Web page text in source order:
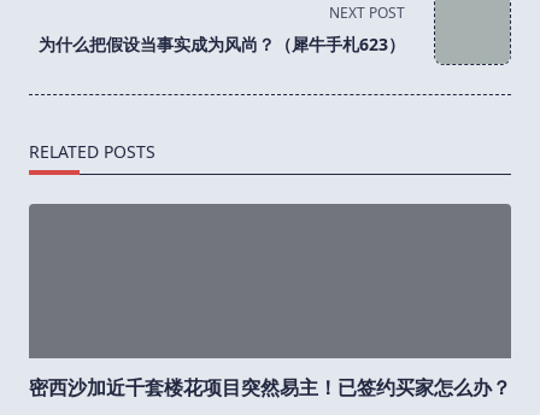
reader-
text">Page</span>
NEXT POST
为什么把假设当事实成为风尚？（犀牛手札623）
RELATED POSTS
密西沙加近千套楼花项目突然易主！已签约买家怎么办？